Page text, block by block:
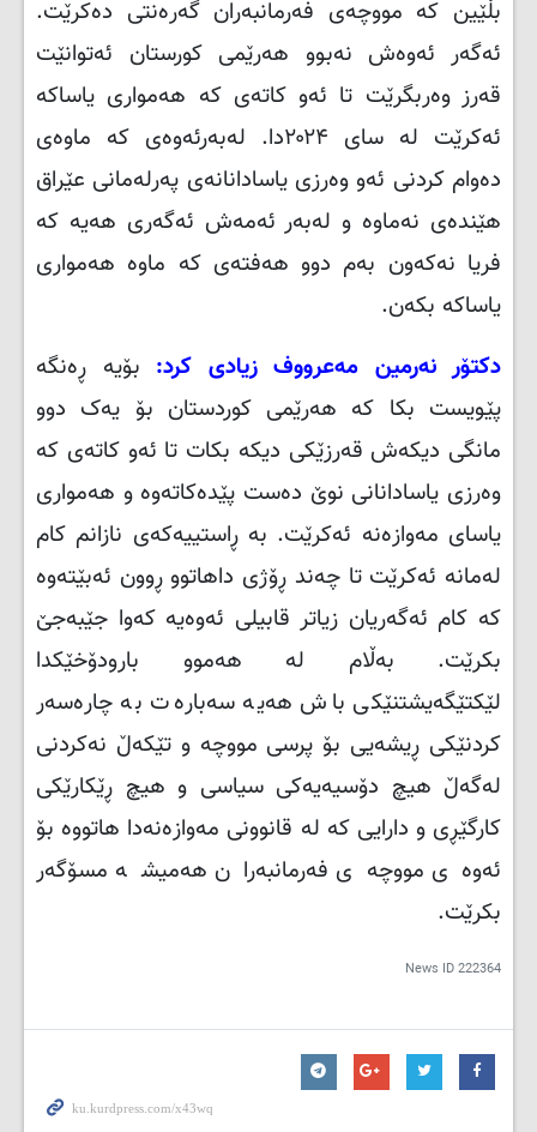
بڵێین کە مووچەی فەرمانبەران گەرەنتی دەکرێت.
ئەگەر ئەوەش نەبوو هەرێمی کورستان ئەتوانێت
قەرز وەربگرێت تا ئەو کاتەی کە هەمواری یاساکە
ئەکرێت لە سای ۲۰۲۴دا. لەبەرئەوەی کە ماوەی
دەوام کردنی ئەو وەرزی یاسادانانەی پەرلەمانی عێراق
هێندەی نەماوە و لەبەر ئەمەش ئەگەری هەیە کە
فریا نەکەون بەم دوو هەفتەی کە ماوە هەمواری
یاساکە بکەن.
دکتۆر نەرمین مەعرووف زیادی کرد: بۆیە ڕەنگە
پێویست بکا کە هەرێمی کوردستان بۆ یەک دوو
مانگی دیکەش قەرزێکی دیکە بکات تا ئەو کاتەی کە
وەرزی یاسادانانی نوێ دەست پێدەکاتەوە و هەمواری
یاسای مەوازەنە ئەکرێت. بە ڕاستییەکەی نازانم کام
لەمانە ئەکرێت تا چەند ڕۆژی داهاتوو ڕوون ئەبێتەوە
کە کام ئەگەریان زیاتر قابیلی ئەوەیە کەوا جێبەجێ
بکرێت. بەڵام لە هەموو بارودۆخێکدا
لێکتێگەیشتنێکی باش هەیە سەبارەت بە چارەسەر
کردنێکی ڕیشەیی بۆ پرسی مووچە و تێکەڵ نەکردنی
لەگەڵ هیچ دۆسیەیەکی سیاسی و هیچ ڕێکارێکی
کارگێڕی و دارایی کە لە قانوونی مەوازەنەدا هاتووە بۆ
ئەوەی مووچەی فەرمانبەران هەمیشە مسۆگەر
بکرێت.
News ID222364